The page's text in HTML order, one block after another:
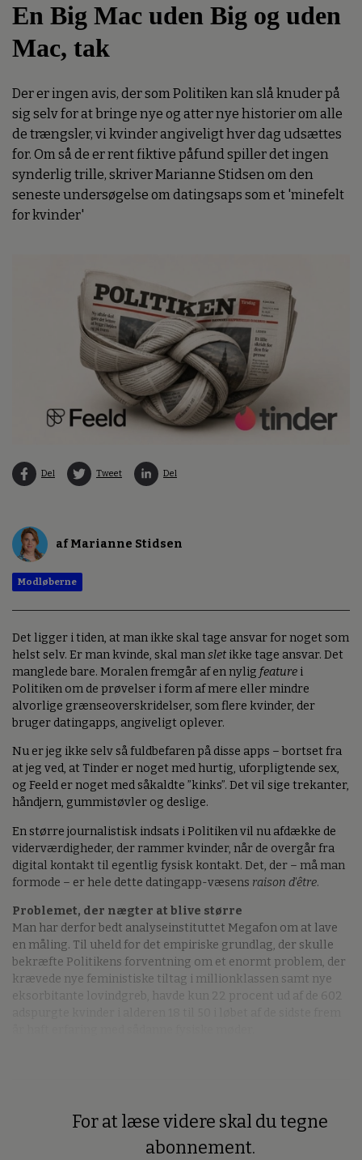
En Big Mac uden Big og uden
Mac, tak
Der er ingen avis, der som Politiken kan slå knuder på
sig selv for at bringe nye og atter nye historier om alle
de trængsler, vi kvinder angiveligt hver dag udsættes
for. Om så de er rent fiktive påfund spiller det ingen
synderlig trille, skriver Marianne Stidsen om den
seneste undersøgelse om datingsaps som et 'minefelt
for kvinder'
Del Tweet Del
af Marianne Stidsen
Modløberne
Det ligger i tiden, at man ikke skal tage ansvar for noget som
helst selv. Er man kvinde, skal manslet ikke tage ansvar. Det
manglede bare. Moralen fremgår af en nylig feature i
Politiken om de prøvelser i form af mere eller mindre
alvorlige grænseoverskridelser, som flere kvinder, der
bruger datingapps, angiveligt oplever.
Nu er jeg ikke selv så fuldbefaren på disse apps – bortset fra
at jeg ved, at Tinder er noget med hurtig, uforpligtende sex,
og Feeld er noget med såkaldte ”kinks”. Det vil sige trekanter,
håndjern, gummistøvler og deslige.
En større journalistisk indsats i Politiken vil nu afdække de
viderværdigheder, der rammer kvinder, når de overgår fra
digital kontakt til egentlig fysisk kontakt. Det, der – må man
formode – er hele dette datingapp-væsens raison d'être.
Problemet, der nægter at blive større
Man har derfor bedt analyseinstituttet Megafon om at lave
en måling. Til uheld for det empiriske grundlag, der skulle
bekræfte Politikens forventning om et enormt problem, der
krævede nye feministiske tiltag i millionklassen samt nye
eksorbitante lovindgreb, havde kun 22 procent ud af de 602
For at læse videre skal du tegne
abonnement.